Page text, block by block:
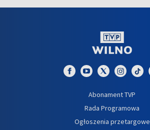
Abonament TVP
Rada Programowa
Ogłoszenia przetargowe